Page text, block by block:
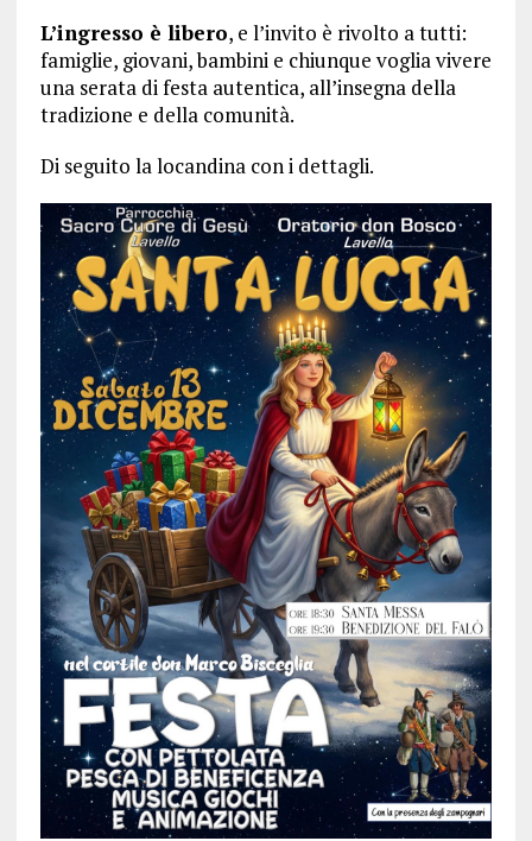
L’ingresso è libero, e l’invito è rivolto a tutti:
famiglie, giovani, bambini e chiunque voglia vivere
una serata di festa autentica, all’insegna della
tradizione e della comunità.
Di seguito la locandina con i dettagli.